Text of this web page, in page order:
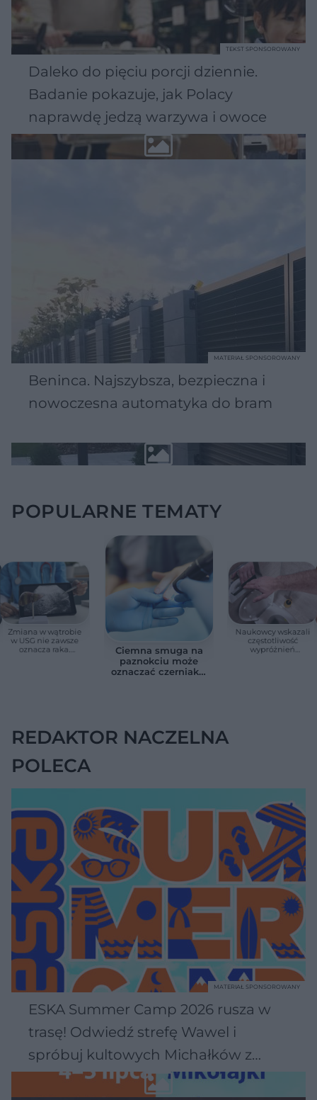
Daleko do pięciu porcji dziennie.
Badanie pokazuje, jak Polacy
naprawdę jedzą warzywa i owoce
TEKST SPONSOROWANY
Beninca. Najszybsza, bezpieczna i
nowoczesna automatyka do bram
MATERIAŁ SPONSOROWANY
POPULARNE TEMATY
Zmiana w wątrobie
w USG nie zawsze
oznacza raka.
Ciemna smuga na
paznokciu może
oznaczać czerniaka.
Naukowcy wskazali
częstotliwość
wypróżnień
REDAKTOR NACZELNA
POLECA
ESKA Summer Camp 2026 rusza w
trasę! Odwiedź strefę Wawel i
spróbuj kultowych Michałków z
Wawelu
MATERIAŁ SPONSOROWANY